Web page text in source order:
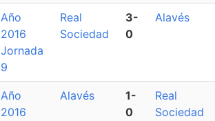
Año
2016
Jornada
9
Real
Sociedad
3-
0
Alavés
Año
2016
Alavés
1-
0
Real
Sociedad